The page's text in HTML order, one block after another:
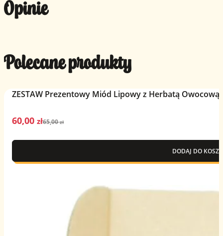
Opinie
Polecane produkty
ZESTAW Prezentowy Miód Lipowy z Herbatą Owocową
65,00złPierwotna
65,00 zł.
60,00zł
Aktualna
60,00 zł.
DODAJ DO